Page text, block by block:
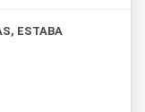
destino perfecto
patagónica,
las comodidades
ESTABA